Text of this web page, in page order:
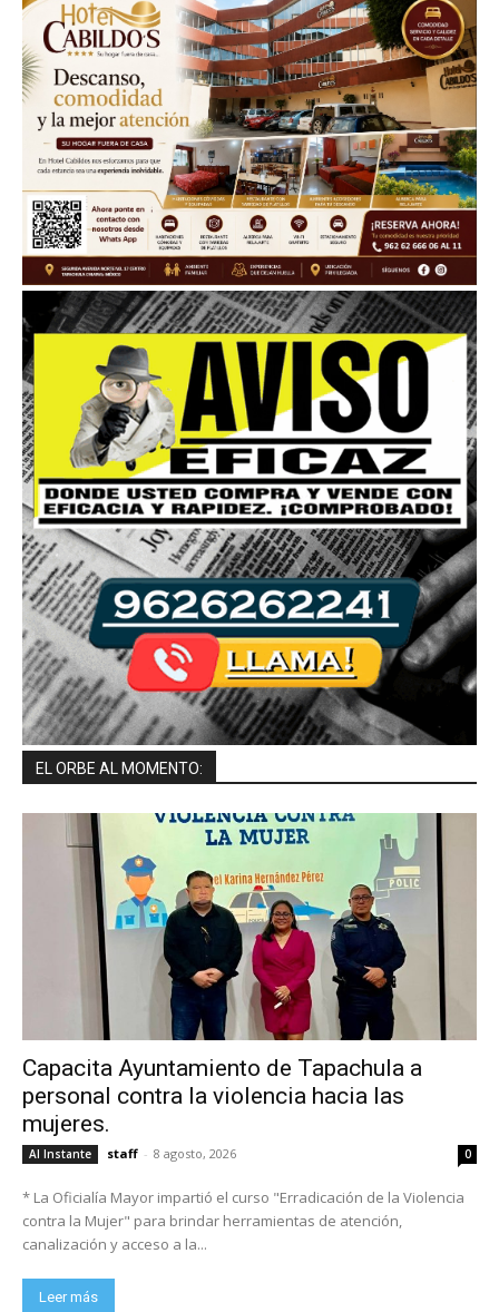
EL ORBE AL MOMENTO:
Capacita Ayuntamiento de Tapachula a
personal contra la violencia hacia las
mujeres.
Al Instante staff - 8 agosto, 2026 0
* La Oficialía Mayor impartió el curso "Erradicación de la Violencia
contra la Mujer" para brindar herramientas de atención,
canalización y acceso a la...
Leer más